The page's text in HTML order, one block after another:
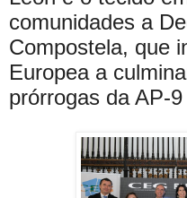
comunidades a
Compostela, que
Europea a
prórrogas da AP-